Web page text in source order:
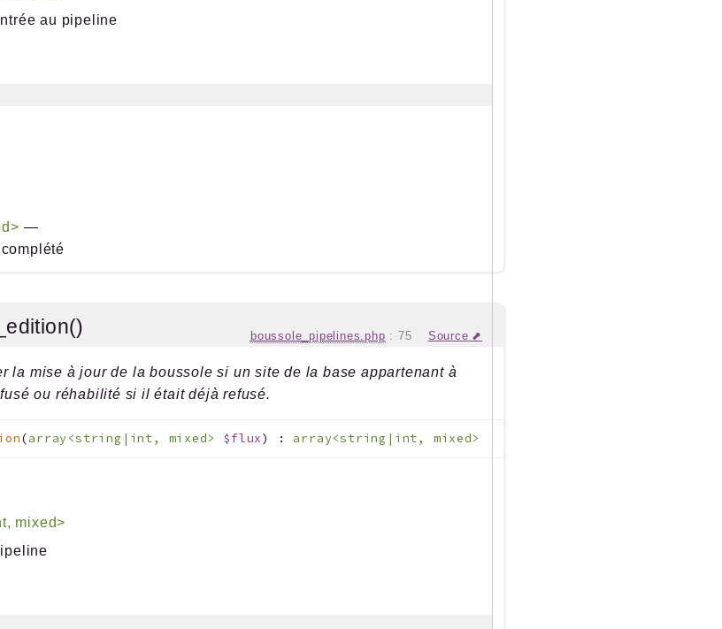
au pipeline
—
boussole_pipelines.php : 75 Source
la mise à jour de la boussole si un site de la base appartenant à
ou réhabilité si il était déjà refusé.
(array<string|int, mixed> $flux) : array<string|int, mixed>
mixed>